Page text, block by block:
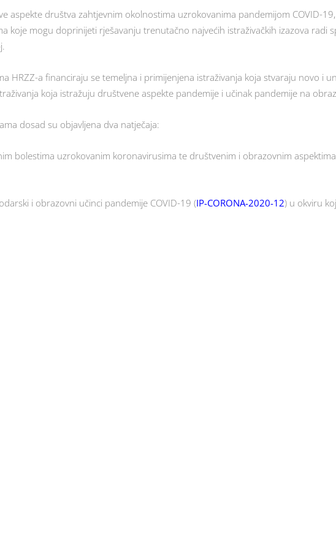
aspekte društva zahtjevnim okolnostima uzrokovanima pandemijom COVID-
koje mogu doprinijeti rješavanju trenutačno najvećih istraživačkih izazova radi
HRZZ-a financiraju se temeljna i primijenjena istraživanja koja stvaraju novo i
koja istražuju društvene aspekte pandemije i učinak pandemije na
dosad su objavljena dva natječaja:
bolestima uzrokovanim koronavirusima te društvenim i obrazovnim
i obrazovni učinci pandemije COVID-19 (IP-CORONA-2020-12) u okviru